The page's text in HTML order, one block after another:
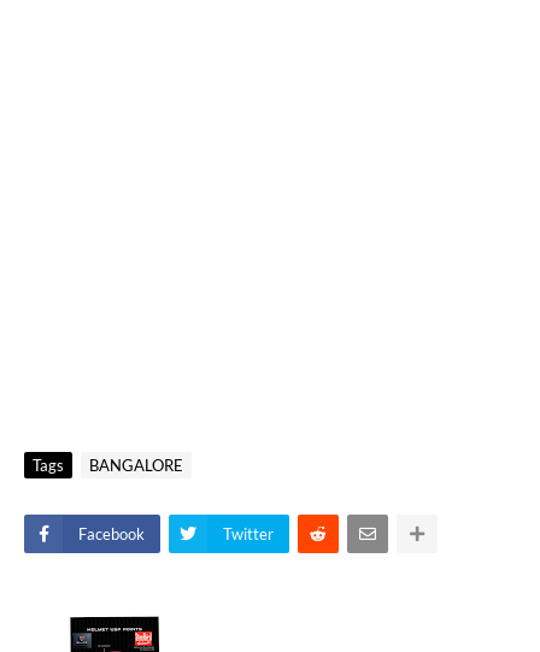
Tags BANGALORE
Facebook Twitter